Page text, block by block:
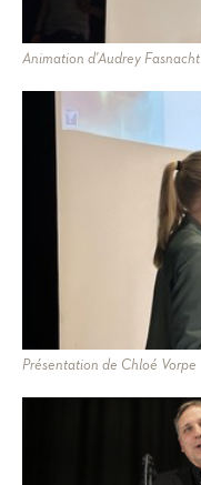
Animation d'Audrey Fasnacht
Présentation de Chloé Vorpe